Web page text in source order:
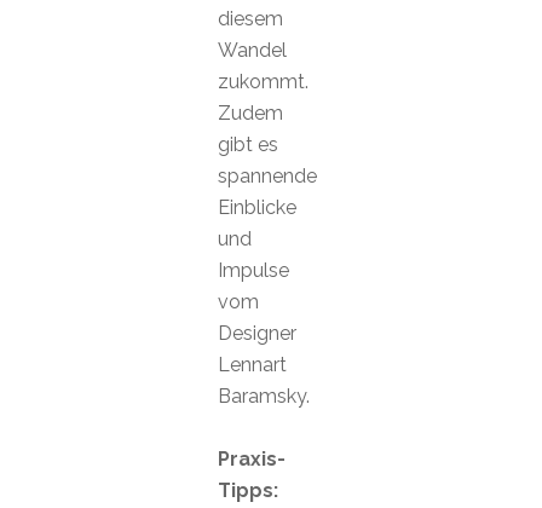
diesem
Wandel
zukommt.
Zudem
gibt es
spannende
Einblicke
und
Impulse
vom
Designer
Lennart
Baramsky.
Praxis-
Tipps: